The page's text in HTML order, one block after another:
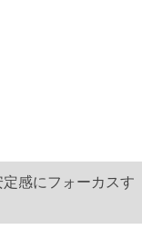
感にフォーカスす